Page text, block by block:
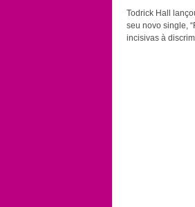
Todrick Hall
seu novo single,
incisivas à